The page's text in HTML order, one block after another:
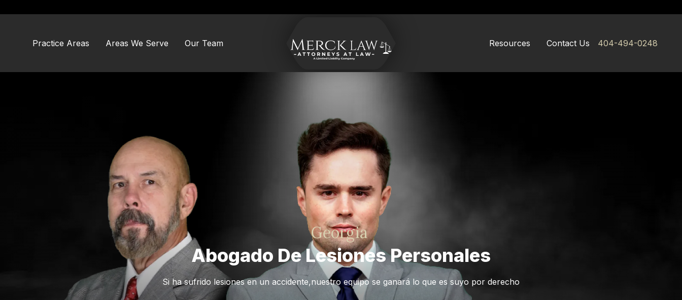
Practice Areas
Areas We Serve Our Team Resources Contact Us 404-494-0248
Georgia
Abogado De Lesiones Personales
Si ha sufrido lesiones en un accidente,nuestro equipo se ganará lo que es suyo por derecho